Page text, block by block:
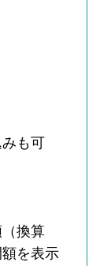
も可
換算
を表示